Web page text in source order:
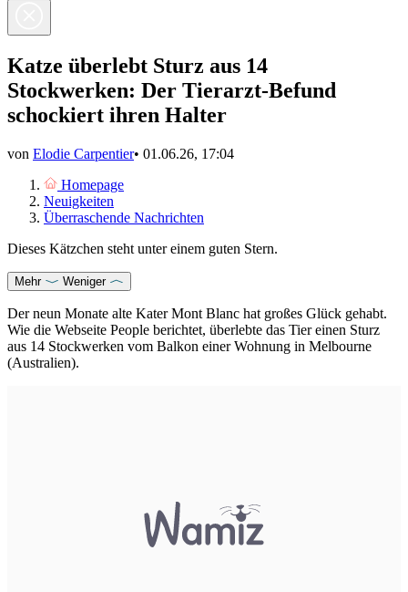
Katze überlebt Sturz aus 14
Stockwerken: Der Tierarzt-Befund
schockiert ihren Halter
von Elodie Carpentier• 01.06.26, 17:04
Homepage
Neuigkeiten
Überraschende Nachrichten
Dieses Kätzchen steht unter einem guten Stern.
Mehr Weniger
Der neun Monate alte Kater Mont Blanc hat großes Glück gehabt.
Wie die Webseite People berichtet, überlebte das Tier einen Sturz
aus 14 Stockwerken vom Balkon einer Wohnung in Melbourne
(Australien).